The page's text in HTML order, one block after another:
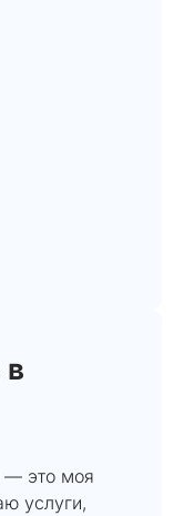
в
— это моя
услуги,